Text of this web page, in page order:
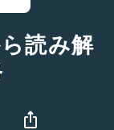
読み解